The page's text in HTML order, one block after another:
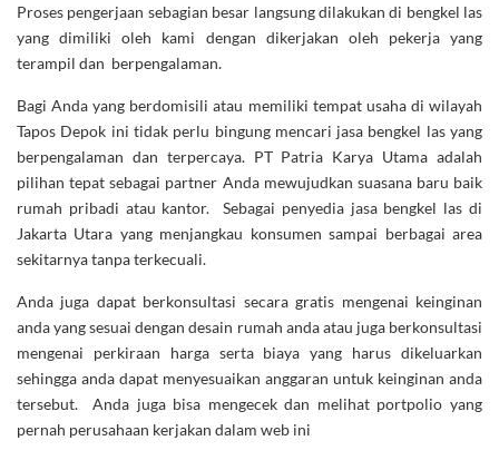
Proses pengerjaan sebagian besar langsung dilakukan di bengkel las
yang dimiliki oleh kami dengan dikerjakan oleh pekerja yang
terampil dan berpengalaman.
Bagi Anda yang berdomisili atau memiliki tempat usaha di wilayah
Tapos Depok ini tidak perlu bingung mencari jasa bengkel las yang
berpengalaman dan terpercaya. PT Patria Karya Utama adalah
pilihan tepat sebagai partner Anda mewujudkan suasana baru baik
rumah pribadi atau kantor. Sebagai penyedia jasa bengkel las di
Jakarta Utara yang menjangkau konsumen sampai berbagai area
sekitarnya tanpa terkecuali.
Anda juga dapat berkonsultasi secara gratis mengenai keinginan
anda yang sesuai dengan desain rumah anda atau juga berkonsultasi
mengenai perkiraan harga serta biaya yang harus dikeluarkan
sehingga anda dapat menyesuaikan anggaran untuk keinginan anda
tersebut. Anda juga bisa mengecek dan melihat portpolio yang
pernah perusahaan kerjakan dalam web ini